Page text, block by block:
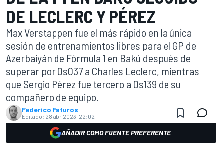
DE LECLERC Y PÉREZ
Max Verstappen fue el más rápido en la única
sesión de entrenamientos libres para el GP de
Azerbaiyán de Fórmula 1 en Bakú después de
superar por 0s037 a Charles Leclerc, mientras
que Sergio Pérez fue tercero a 0s139 de su
compañero de equipo.
Federico Faturos
Editado: 28 abr 2023, 22:02
AÑADIR COMO FUENTE PREFERENTE